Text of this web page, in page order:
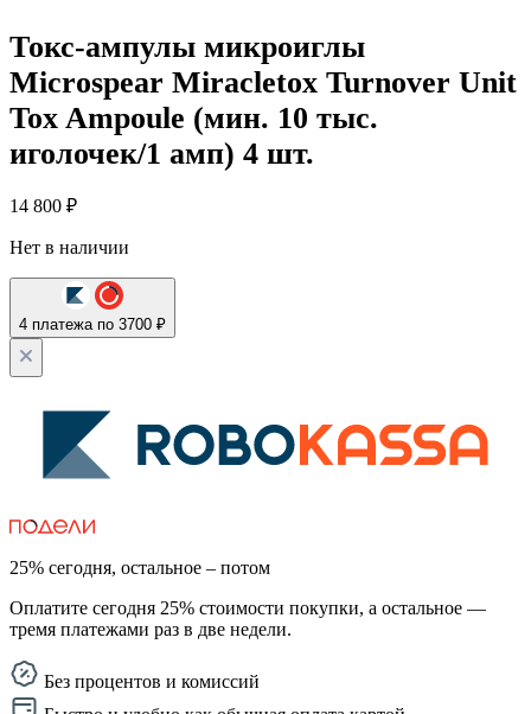
Токс-ампулы микроиглы
Microspear Miracletox Turnover Unit
Tox Ampoule (мин. 10 тыс.
иголочек/1 амп) 4 шт.
14 800 ₽
Нет в наличии
4 платежа по 3700 ₽
25% сегодня, остальное – потом
Оплатите сегодня 25% стоимости покупки, а остальное —
тремя платежами раз в две недели.
Без процентов и комиссий